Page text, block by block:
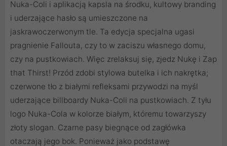
Nuka-Coli i aplikacją kapsla na środku, kultowy branding
i uderzające hasło są umieszczone na
jaskrawoczerwonym tle. Ta edycja specjalna ugasi
pragnienie Fallouta, czy to w zaciszu własnego domu,
czy na pustkowiach. Więc zrelaksuj się, zjedz Nukę i Zap
that Thirst! Przód zdobi stylowa butelka i ich nakrętka;
czerwone tło z białymi refleksami przywodzi na myśl
uderzające billboardy Nuka-Coli na pustkowiach. Z tyłu
logo Nuka-Cola w kolorze białym, któremu towarzyszy
złoty slogan. Czarne pasy biegnące od zagłówka
otaczają jego bok. Ponieważ jako podstawę